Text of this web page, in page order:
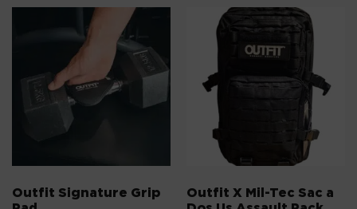
Outfit Signature Grip
Outfit X Mil-Tec Sac a